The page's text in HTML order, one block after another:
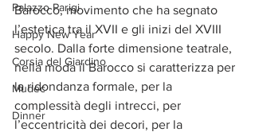
Palazzo Parigi
Happy New Year
Corsia del Giardino
Mudec
Dinner
Barocco, movimento che ha segnato
l’estetica tra il XVII e gli inizi del XVIII
secolo. Dalla forte dimensione teatrale,
nella moda il Barocco si caratterizza per
la ridondanza formale, per la
complessità degli intrecci, per
l’eccentricità dei decori, per la